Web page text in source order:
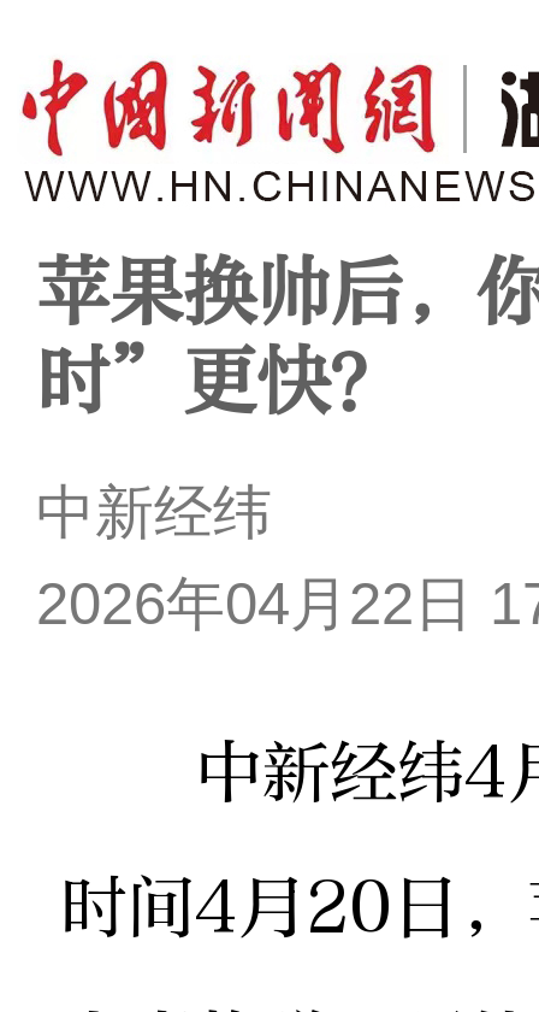
苹果换帅后，
时”更快？
中新经纬
2026年04月22日
中新经纬4
时间4月20日